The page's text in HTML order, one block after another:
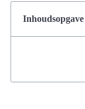
Inhoudsopgave